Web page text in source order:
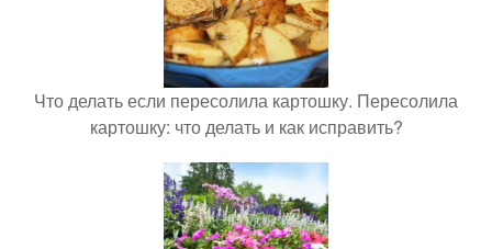
Что делать если пересолила картошку. Пересолила
картошку: что делать и как исправить?